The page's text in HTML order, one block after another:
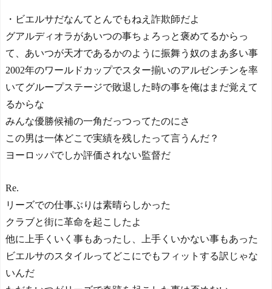
・ビエルサだなんてとんでもねえ詐欺師だよ
グアルディオラがあいつの事ちょろっと褒めてるからっ
て、あいつが天才であるかのように振舞う奴のまあ多い事
2002年のワールドカップでスター揃いのアルゼンチンを率
いてグループステージで敗退した時の事を俺はまだ覚えて
るからな
みんな優勝候補の一角だっつってたのにさ
この男は一体どこで実績を残したって言うんだ？
ヨーロッパでしか評価されない監督だ
Re.
リーズでの仕事ぶりは素晴らしかった
クラブと街に革命を起こしたよ
他に上手くいく事もあったし、上手くいかない事もあった
ビエルサのスタイルってどこにでもフィットする訳じゃな
いんだ